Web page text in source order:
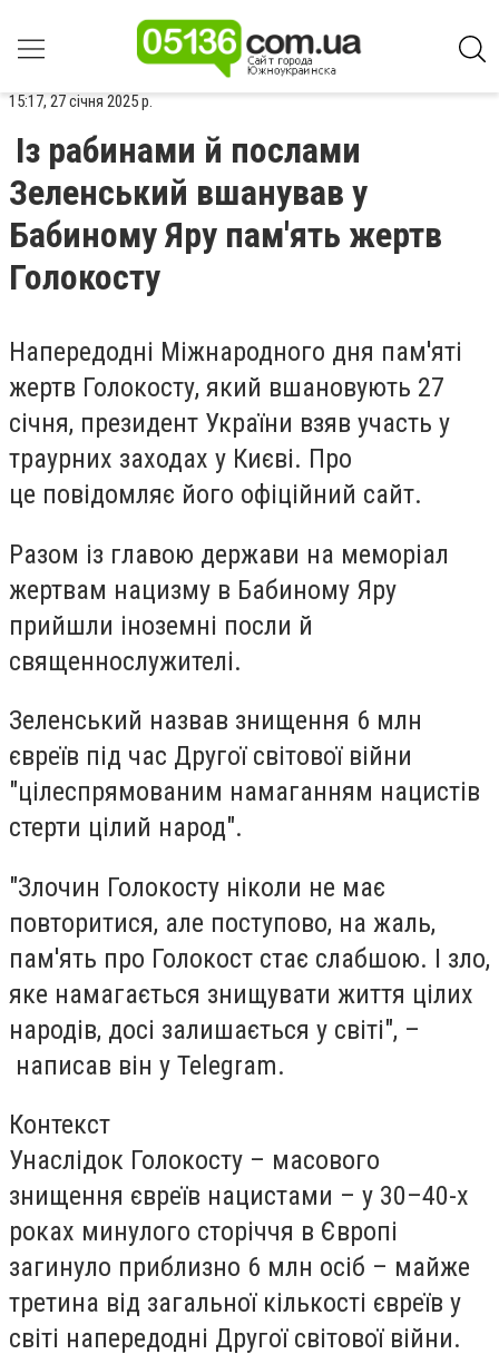
15:17, 27 січня 2025 р.
Із рабинами й послами
Зеленський вшанував у
Бабиному Яру пам'ять жертв
Голокосту
Напередодні Міжнародного дня пам'яті
жертв Голокосту, який вшановують 27
січня, президент України взяв участь у
траурних заходах у Києві. Про
це повідомляє його офіційний сайт.
Разом із главою держави на меморіал
жертвам нацизму в Бабиному Яру
прийшли іноземні посли й
священнослужителі.
Зеленський назвав знищення 6 млн
євреїв під час Другої світової війни
"цілеспрямованим намаганням нацистів
стерти цілий народ".
"Злочин Голокосту ніколи не має
повторитися, але поступово, на жаль,
пам'ять про Голокост стає слабшою. І зло,
яке намагається знищувати життя цілих
народів, досі залишається у світі", –
написав він у Telegram.
Контекст
Унаслідок Голокосту – масового
знищення євреїв нацистами – у 30–40-х
роках минулого сторіччя в Європі
загинуло приблизно 6 млн осіб – майже
третина від загальної кількості євреїв у
світі напередодні Другої світової війни.